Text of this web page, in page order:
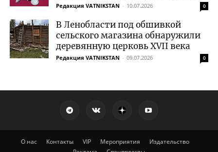
Редакция VATNIKSTAN - 10.07.2026 0
В Ленобласти под обшивкой
сельского магазина обнаружили
деревянную церковь XVII века
Редакция VATNIKSTAN - 09.07.2026 0
О нас Контакты VIP Мероприятия
Издательство